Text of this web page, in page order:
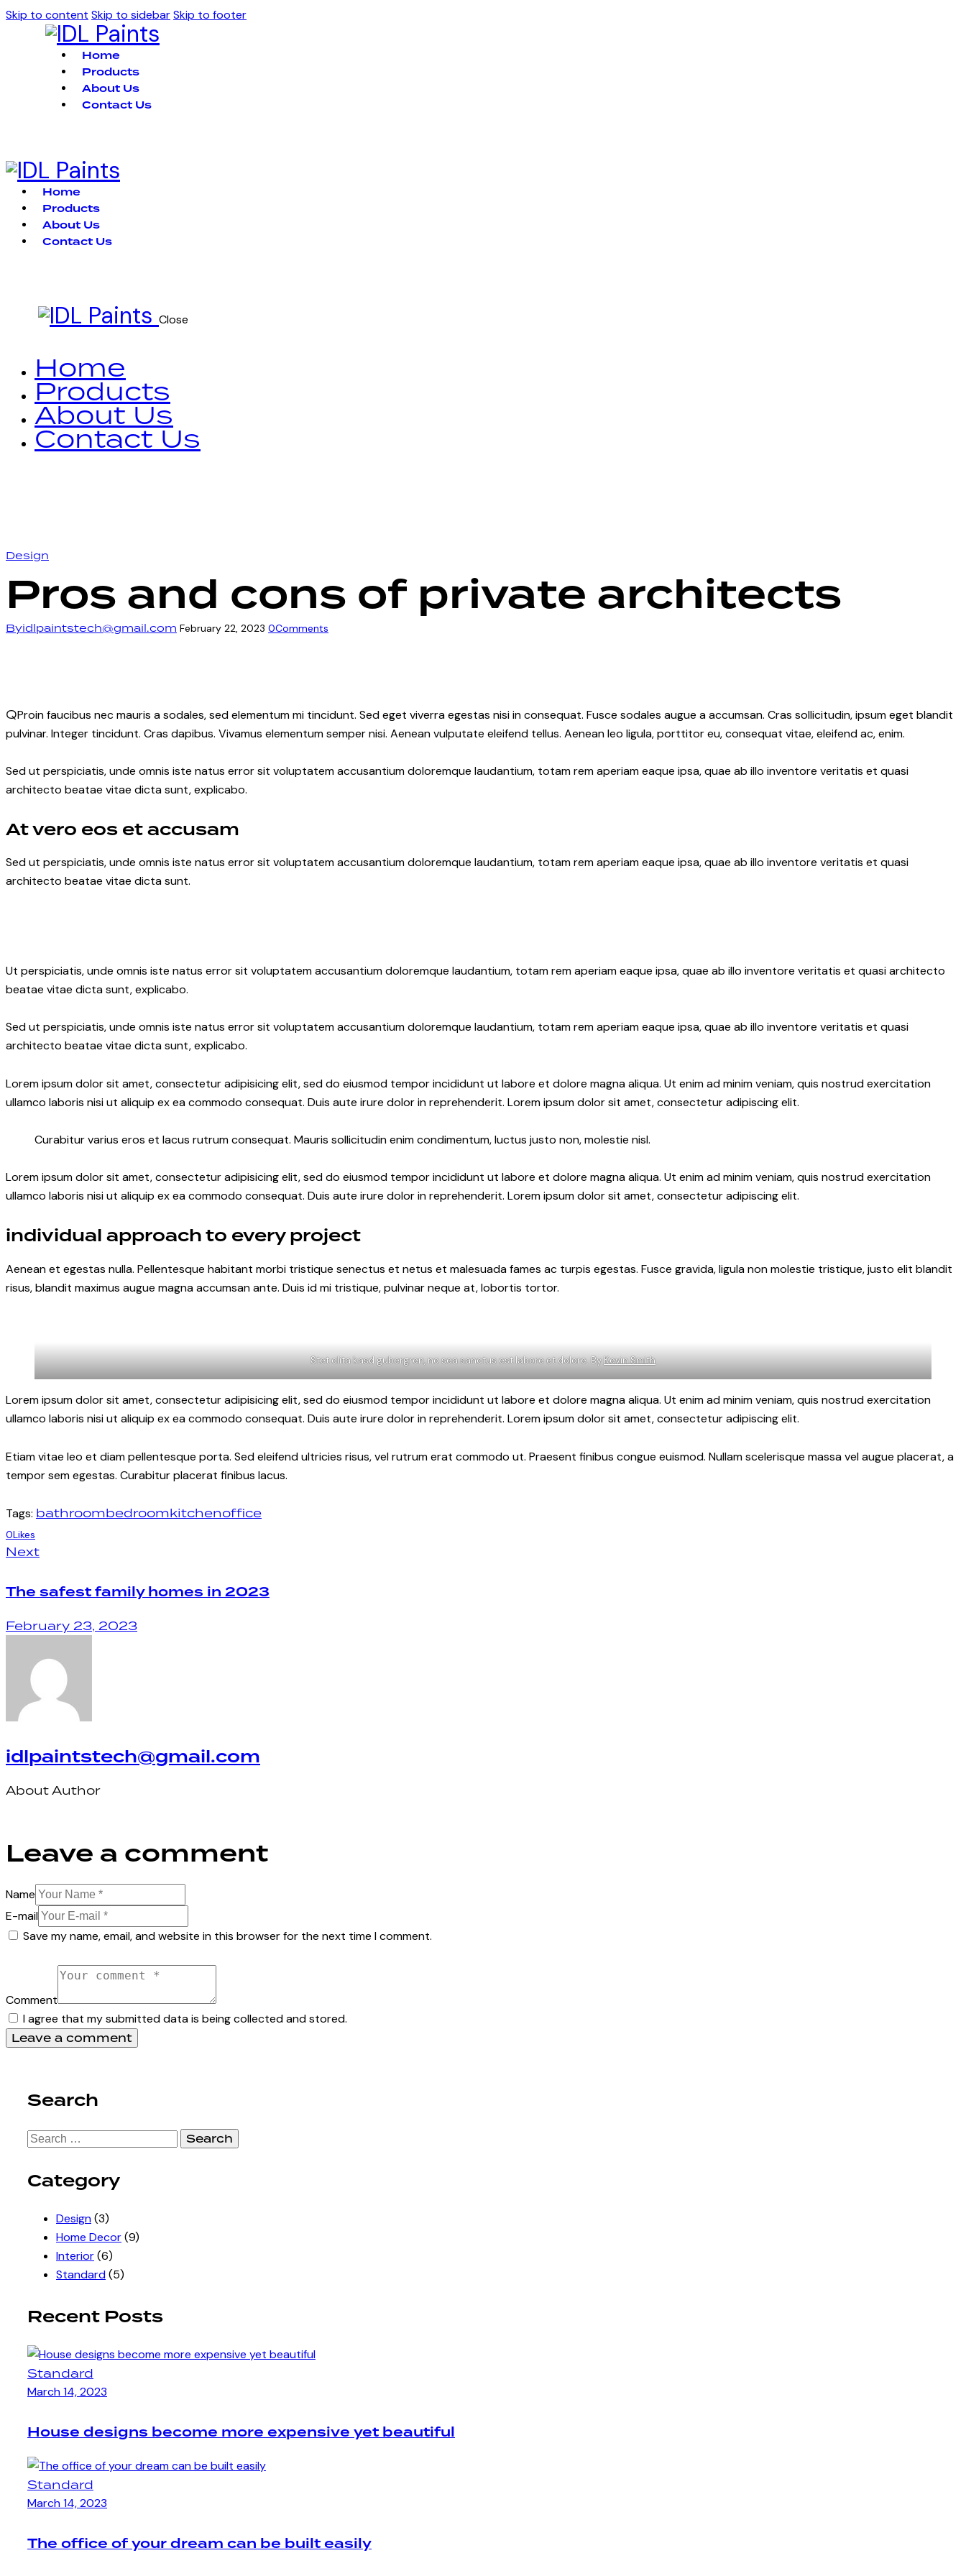
Skip to content Skip to sidebarSkip to footer
Home
Products
About Us
Contact Us
Home
Products
About Us
Contact Us
Close
Home
Products
About Us
Contact Us
Design
Pros and cons of private architects
Byidlpaintstech@gmail.com February 22, 2023 0Comments
QProin faucibus nec mauris a sodales, sed elementum mi tincidunt. Sed eget viverra egestas nisi in consequat. Fusce sodales augue a accumsan. Cras sollicitudin, ipsum eget blandit
pulvinar. Integer tincidunt. Cras dapibus. Vivamus elementum semper nisi. Aenean vulputate eleifend tellus. Aenean leo ligula, porttitor eu, consequat vitae, eleifend ac, enim.
Sed ut perspiciatis, unde omnis iste natus error sit voluptatem accusantium doloremque laudantium, totam rem aperiam eaque ipsa, quae ab illo inventore veritatis et quasi
architecto beatae vitae dicta sunt, explicabo.
At vero eos et accusam
Sed ut perspiciatis, unde omnis iste natus error sit voluptatem accusantium doloremque laudantium, totam rem aperiam eaque ipsa, quae ab illo inventore veritatis et quasi
architecto beatae vitae dicta sunt.
Ut perspiciatis, unde omnis iste natus error sit voluptatem accusantium doloremque laudantium, totam rem aperiam eaque ipsa, quae ab illo inventore veritatis et quasi architecto
beatae vitae dicta sunt, explicabo.
Sed ut perspiciatis, unde omnis iste natus error sit voluptatem accusantium doloremque laudantium, totam rem aperiam eaque ipsa, quae ab illo inventore veritatis et quasi
architecto beatae vitae dicta sunt, explicabo.
Lorem ipsum dolor sit amet, consectetur adipisicing elit, sed do eiusmod tempor incididunt ut labore et dolore magna aliqua. Ut enim ad minim veniam, quis nostrud exercitation
ullamco laboris nisi ut aliquip ex ea commodo consequat. Duis aute irure dolor in reprehenderit. Lorem ipsum dolor sit amet, consectetur adipiscing elit.
Curabitur varius eros et lacus rutrum consequat. Mauris sollicitudin enim condimentum, luctus justo non, molestie nisl.
Lorem ipsum dolor sit amet, consectetur adipisicing elit, sed do eiusmod tempor incididunt ut labore et dolore magna aliqua. Ut enim ad minim veniam, quis nostrud exercitation
ullamco laboris nisi ut aliquip ex ea commodo consequat. Duis aute irure dolor in reprehenderit. Lorem ipsum dolor sit amet, consectetur adipiscing elit.
individual approach to every project
Aenean et egestas nulla. Pellentesque habitant morbi tristique senectus et netus et malesuada fames ac turpis egestas. Fusce gravida, ligula non molestie tristique, justo elit blandit
risus, blandit maximus augue magna accumsan ante. Duis id mi tristique, pulvinar neque at, lobortis tortor.
Stet clita kasd gubergren, no sea sanctus est labore et dolore. ByKevin Smith
Lorem ipsum dolor sit amet, consectetur adipisicing elit, sed do eiusmod tempor incididunt ut labore et dolore magna aliqua. Ut enim ad minim veniam, quis nostrud exercitation
ullamco laboris nisi ut aliquip ex ea commodo consequat. Duis aute irure dolor in reprehenderit. Lorem ipsum dolor sit amet, consectetur adipiscing elit.
Etiam vitae leo et diam pellentesque porta. Sed eleifend ultricies risus, vel rutrum erat commodo ut. Praesent finibus congue euismod. Nullam scelerisque massa vel augue placerat, a
tempor sem egestas. Curabitur placerat finibus lacus.
Tags: bathroombedroomkitchenoffice
0Likes
Post
navigation
Next
The safest family homes in 2023
February 23, 2023
idlpaintstech@gmail.com
About Author
Leave a comment
Name
E-mail
Save my name, email, and website in this browser for the next time I comment.
Comment
I agree that my submitted data is being collected and stored.
Search
Search
Category
Design(3)
Home Decor(9)
Interior(6)
Standard(5)
Recent Posts
Standard
March 14, 2023
House designs become more expensive yet beautiful
Standard
March 14, 2023
The office of your dream can be built easily